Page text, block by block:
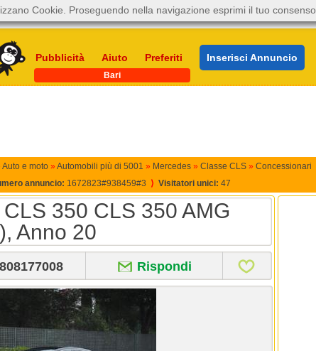
Pubblicità Aiuto Preferiti Inserisci Annuncio
Bari
Auto e moto » Automobili più di 5001 » Mercedes » Classe CLS » Concessionari
annuncio: 1672823#938459#3 ⟩ Visitatori unici: 47
350 CLS 350 AMG
Anno 20
Rispondi
Cookie. Proseguendo nella navigazione esprimi il tuo consenso.